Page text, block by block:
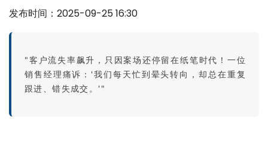
发布时间：2025-09-25 16:30
"客户流失率飙升，只因案场还停留在纸笔时代！一位
销售经理痛诉：'我们每天忙到晕头转向，却总在重复
跟进、错失成交。'"